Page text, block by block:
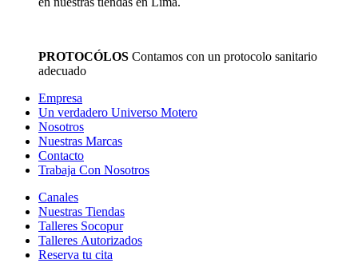
PROTOCÓLOS Contamos con un protocolo sanitario
adecuado
Empresa
Un verdadero Universo Motero
Nosotros
Nuestras Marcas
Contacto
Trabaja Con Nosotros
Canales
Nuestras Tiendas
Talleres Socopur
Talleres Autorizados
Reserva tu cita